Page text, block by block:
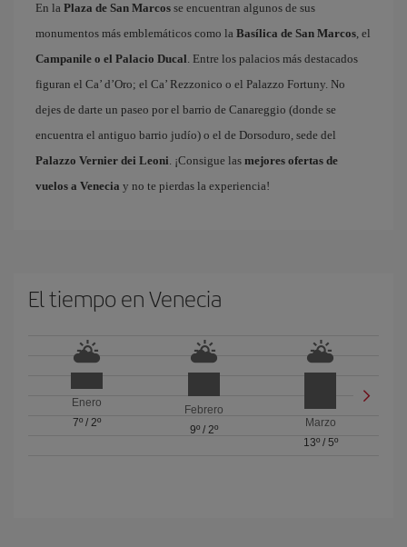
En la Plaza de San Marcos se encuentran algunos de sus
monumentos más emblemáticos como la Basílica de San Marcos, el
Campanile o el Palacio Ducal. Entre los palacios más destacados
figuran el Ca’ d’Oro; el Ca’ Rezzonico o el Palazzo Fortuny. No
dejes de darte un paseo por el barrio de Canareggio (donde se
encuentra el antiguo barrio judío) o el de Dorsoduro, sede del
Palazzo Vernier dei Leoni. ¡Consigue las mejores ofertas de
vuelos a Venecia y no te pierdas la experiencia!
El tiempo en Venecia
Enero
7º/ 2º
Febrero
9º/ 2º
Marzo
13º/ 5º